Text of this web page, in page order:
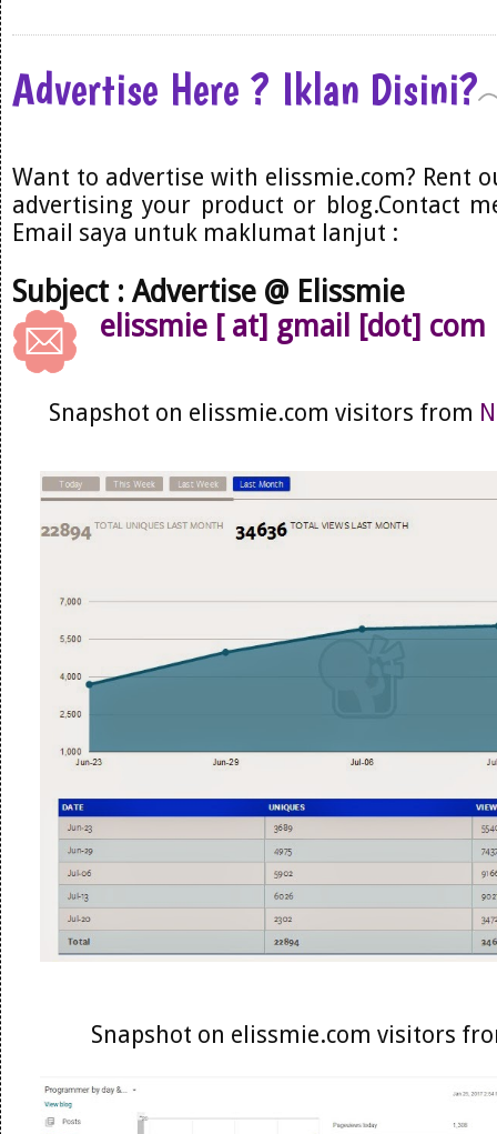
Advertise Here ? Iklan Disini?
Want to advertise with elissmie.com? Rent
advertising your product or blog.Contact
Email saya untuk maklumat lanjut :
Subject : Advertise @ Elissmie
elissmie [ at] gmail [dot] com
Snapshot on elissmie.com visitors from
Snapshot on elissmie.com visitors